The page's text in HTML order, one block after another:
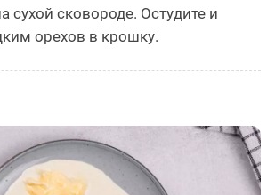
сухой сковороде. Остудите и
орехов в крошку.